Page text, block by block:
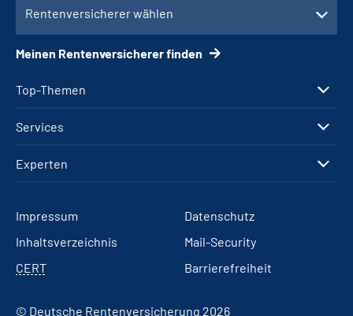
Top-Themen
Services
Experten
Rentenversicherer wählen
Meinen Rentenversicherer finden
Impressum
Datenschutz
Inhaltsverzeichnis
Mail-Security
CERT
Barrierefreiheit
© Deutsche Rentenversicherung 2026